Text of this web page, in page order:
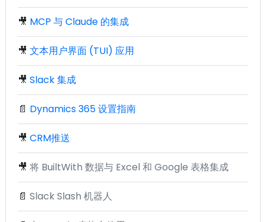
🎥 MCP 与 Claude 的集成
🎥 文本用户界面 (TUI) 应用
🎥 Slack 集成
📄 Dynamics 365 设置指南
🎥 CRM推送
🎥 将 BuiltWith 数据与 Excel 和 Google 表格集成
📄 Slack Slash 机器人